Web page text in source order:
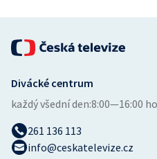
Divácké centrum
každý všední den:8:00—16:00
261 136 113
info@ceskatelevize.cz